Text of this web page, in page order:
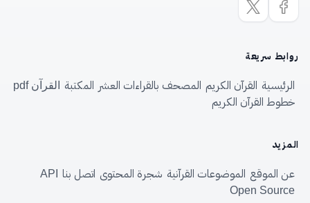
روابط سريعة
الرئيسية القرآن الكريم المصحف بالقراءات العشر المكتبة القرآن pdf
خطوط القرآن الكريم
المزيد
عن الموقع الموضوعات القرآنية شجرة المحتوى اتصل بنا
API
Open Source